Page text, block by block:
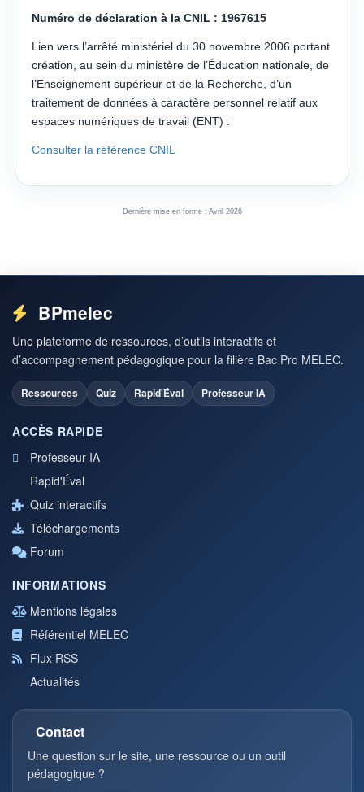
Numéro de déclaration à la CNIL : 1967615
Lien vers l’arrêté ministériel du 30 novembre 2006 portant
création, au sein du ministère de l’Éducation nationale, de
l’Enseignement supérieur et de la Recherche, d’un
traitement de données à caractère personnel relatif aux
espaces numériques de travail (ENT) :
Consulter la référence CNIL
Dernière mise en forme : Avril 2026
BPmelec
Une plateforme de ressources, d’outils interactifs et
d’accompagnement pédagogique pour la filière Bac Pro MELEC.
Ressources Quiz Rapid'Éval Professeur IA
ACCÈS RAPIDE
Professeur IA
Rapid'Éval
Quiz interactifs
Téléchargements
Forum
INFORMATIONS
Mentions légales
Référentiel MELEC
Flux RSS
Actualités
Contact
Une question sur le site, une ressource ou un outil
pédagogique ?